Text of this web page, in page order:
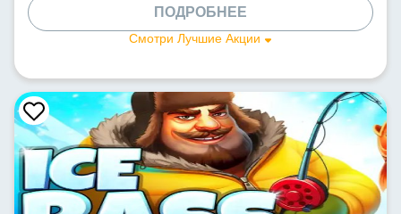
ПОДРОБНЕЕ
Смотри Лучшие Акции